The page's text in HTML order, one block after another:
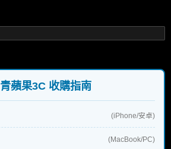
青蘋果3C 收購指南
(iPhone/安卓)
(MacBook/PC)